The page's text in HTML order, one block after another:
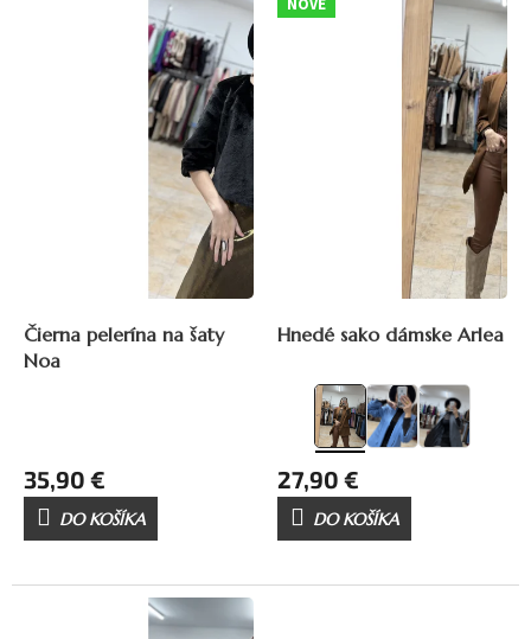
Čierna pelerína na šaty
Noa
35,90 €
DO KOŠÍKA
NOVÉ
Hnedé sako dámske Arlea
27,90 €
DO KOŠÍKA